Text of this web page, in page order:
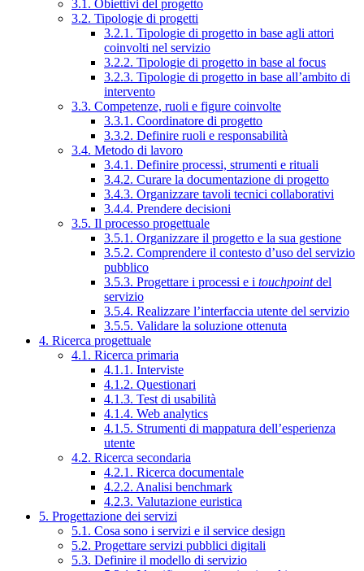
3.1. Obiettivi del progetto
3.2. Tipologie di progetti
3.2.1. Tipologie di progetto in base agli attori
coinvolti nel servizio
3.2.2. Tipologie di progetto in base al focus
3.2.3. Tipologie di progetto in base all’ambito di
intervento
3.3. Competenze, ruoli e figure coinvolte
3.3.1. Coordinatore di progetto
3.3.2. Definire ruoli e responsabilità
3.4. Metodo di lavoro
3.4.1. Definire processi, strumenti e rituali
3.4.2. Curare la documentazione di progetto
3.4.3. Organizzare tavoli tecnici collaborativi
3.4.4. Prendere decisioni
3.5. Il processo progettuale
3.5.1. Organizzare il progetto e la sua gestione
3.5.2. Comprendere il contesto d’uso del servizio
pubblico
3.5.3. Progettare i processi e i touchpointdel
servizio
3.5.4. Realizzare l’interfaccia utente del servizio
3.5.5. Validare la soluzione ottenuta
4. Ricerca progettuale
4.1. Ricerca primaria
4.1.1. Interviste
4.1.2. Questionari
4.1.3. Test di usabilità
4.1.4. Web analytics
4.1.5. Strumenti di mappatura dell’esperienza
utente
4.2. Ricerca secondaria
4.2.1. Ricerca documentale
4.2.2. Analisi benchmark
4.2.3. Valutazione euristica
5. Progettazione dei servizi
5.1. Cosa sono i servizi e il service design
5.2. Progettare servizi pubblici digitali
5.3. Definire il modello di servizio